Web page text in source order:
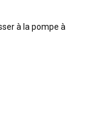
à la pompe à